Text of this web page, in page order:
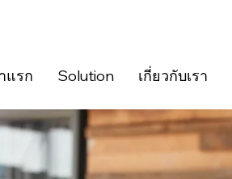
แรก Solution เกี่ยวกับเรา